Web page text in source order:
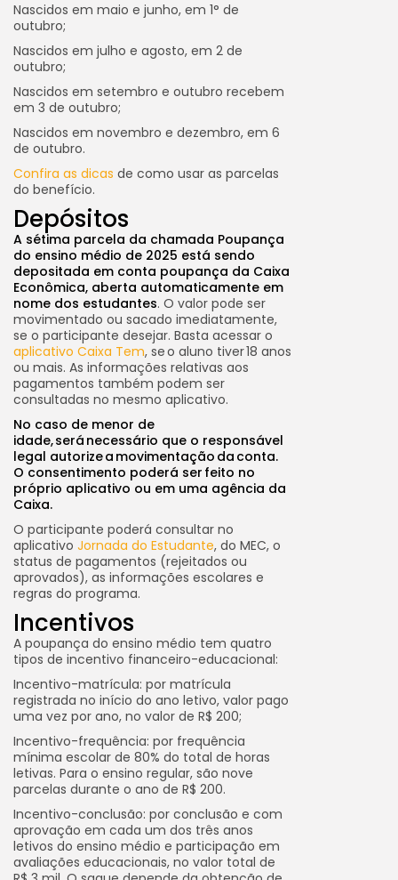
Nascidos em maio e junho, em 1° de
outubro;
Nascidos em julho e agosto, em 2 de
outubro;
Nascidos em setembro e outubro recebem
em 3 de outubro;
Nascidos em novembro e dezembro, em 6
de outubro.
Confira as dicas de como usar as parcelas
do benefício.
Depósitos
A sétima parcela da chamada Poupança
do ensino médio de 2025 está sendo
depositada em conta poupança da Caixa
Econômica, aberta automaticamente em
nome dos estudantes. O valor pode ser
movimentado ou sacado imediatamente,
se o participante desejar. Basta acessar o
aplicativo Caixa Tem, se o aluno tiver 18 anos
ou mais. As informações relativas aos
pagamentos também podem ser
consultadas no mesmo aplicativo.
No caso de menor de
idade, será necessário que o responsável
legal autorize a movimentação da conta.
O consentimento poderá ser feito no
próprio aplicativo ou em uma agência da
Caixa.
O participante poderá consultar no
aplicativo Jornada do Estudante, do MEC, o
status de pagamentos (rejeitados ou
aprovados), as informações escolares e
regras do programa.
Incentivos
A poupança do ensino médio tem quatro
tipos de incentivo financeiro-educacional:
Incentivo-matrícula: por matrícula
registrada no início do ano letivo, valor pago
uma vez por ano, no valor de R$ 200;
Incentivo-frequência: por frequência
mínima escolar de 80% do total de horas
letivas. Para o ensino regular, são nove
parcelas durante o ano de R$ 200.
Incentivo-conclusão: por conclusão e com
aprovação em cada um dos três anos
letivos do ensino médio e participação em
avaliações educacionais, no valor total de